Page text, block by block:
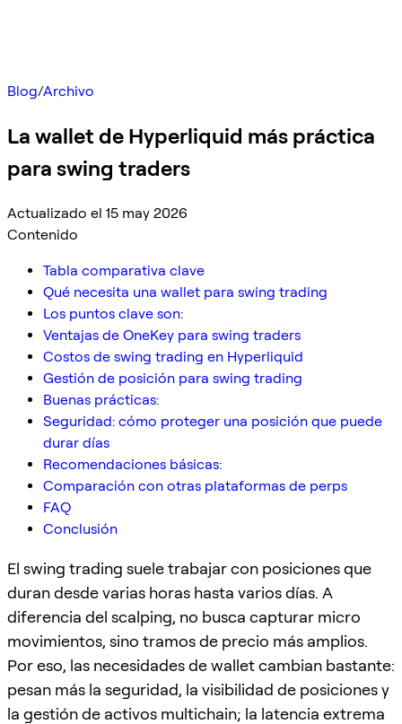
Blog/Archivo
La wallet de Hyperliquid más práctica
para swing traders
Actualizado el 15 may 2026
Contenido
Tabla comparativa clave
Qué necesita una wallet para swing trading
Los puntos clave son:
Ventajas de OneKey para swing traders
Costos de swing trading en Hyperliquid
Gestión de posición para swing trading
Buenas prácticas:
Seguridad: cómo proteger una posición que puede
durar días
Recomendaciones básicas:
Comparación con otras plataformas de perps
FAQ
Conclusión
El swing trading suele trabajar con posiciones que
duran desde varias horas hasta varios días. A
diferencia del scalping, no busca capturar micro
movimientos, sino tramos de precio más amplios.
Por eso, las necesidades de wallet cambian bastante:
pesan más la seguridad, la visibilidad de posiciones y
la gestión de activos multichain; la latencia extrema